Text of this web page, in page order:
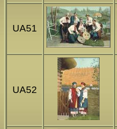
UA51
UA52